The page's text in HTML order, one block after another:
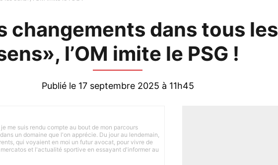
changements dans tous les
l’OM imite le PSG !
Publié le 17 septembre 2025 à 11h45
me suis rendu compte au bout de mon parcours
un domaine que l'on apprécie. Du jour au lendemain,
qui voyaient en moi un futur avocat, pour vivre de
et l'actualité sportive en essayant d'informer au